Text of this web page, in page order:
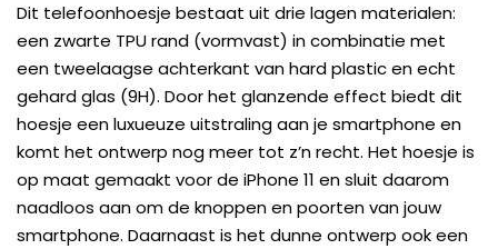
Dit telefoonhoesje bestaat uit drie lagen materialen:
een zwarte TPU rand (vormvast) in combinatie met
een tweelaagse achterkant van hard plastic en echt
gehard glas (9H). Door het glanzende effect biedt dit
hoesje een luxueuze uitstraling aan je smartphone en
komt het ontwerp nog meer tot z’n recht. Het hoesje is
op maat gemaakt voor de iPhone 11 en sluit daarom
naadloos aan om de knoppen en poorten van jouw
smartphone. Daarnaast is het dunne ontwerp ook een